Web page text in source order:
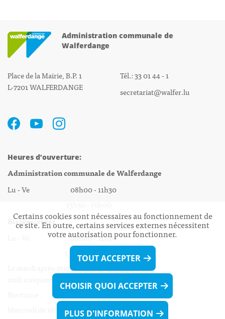
Administration communale de
Walferdange
Place de la Mairie, B.P. 1
L-7201 WALFERDANGE
Tél.: 33 01 44 - 1
secretariat@walfer.lu
Heures d’ouverture:
Administration communale de Walferdange
Lu - Ve 08h00 - 11h30
Biergercenter
Lu - Ve 08h00 - 11h30
13h30 - 16h00
Le mardi après-midi et le vendredi après-
midi uniquement sur Rdv.
Mercredi de 16h00 - 18h45 uniquement sur Rdv
Certains cookies sont nécessaires au fonctionnement de
ce site. En outre, certains services externes nécessitent
votre autorisation pour fonctionner.
TOUT ACCEPTER
CHOISIR QUOI ACCEPTER
PLUS D'INFORMATION